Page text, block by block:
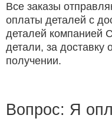
Все заказы
оплаты деталей с
деталей компанией
детали, за доставку
получении.
Вопрос: Я